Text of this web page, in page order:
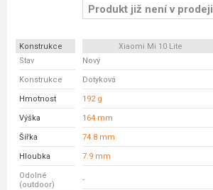
Produkt již není v prodeji
Konstrukce Xiaomi Mi 10 Lite
Stav
Nový
Konstrukce Dotyková
Hmotnost 192 g
Výška 164 mm
Šířka 74.8 mm
Hloubka 7.9 mm
Odolné
(outdoor)
-